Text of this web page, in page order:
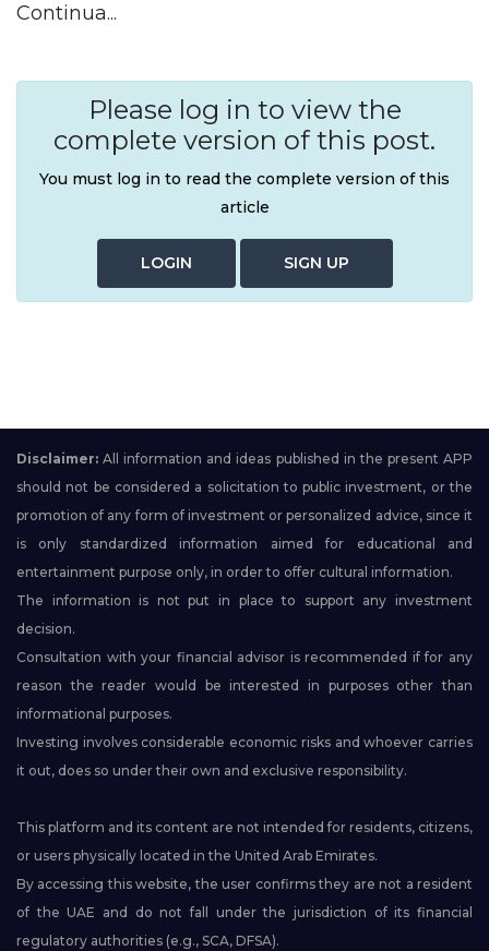
Continua...
Please log in to view the
complete version of this post.
You must log in to read the complete version of this
article
LOGIN SIGN UP
Disclaimer: All information and ideas published in the present APP
should not be considered a solicitation to public investment, or the
promotion of any form of investment or personalized advice, since it
is only standardized information aimed for educational and
entertainment purpose only, in order to offer cultural information.
The information is not put in place to support any investment
decision.
Consultation with your financial advisor is recommended if for any
reason the reader would be interested in purposes other than
informational purposes.
Investing involves considerable economic risks and whoever carries
it out, does so under their own and exclusive responsibility.
This platform and its content are not intended for residents, citizens,
or users physically located in the United Arab Emirates.
By accessing this website, the user confirms they are not a resident
of the UAE and do not fall under the jurisdiction of its financial
regulatory authorities (e.g., SCA, DFSA).